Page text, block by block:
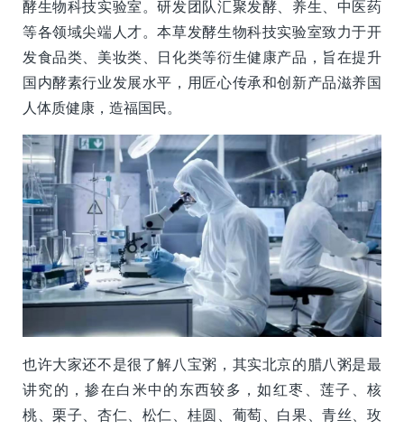
酵生物科技实验室。研发团队汇聚发酵、养生、中医药
等各领域尖端人才。本草发酵生物科技实验室致力于开
发食品类、美妆类、日化类等衍生健康产品，旨在提升
国内酵素行业发展水平，用匠心传承和创新产品滋养国
人体质健康，造福国民。
也许大家还不是很了解八宝粥，其实北京的腊八粥是最
讲究的，掺在白米中的东西较多，如红枣、莲子、核
桃、栗子、杏仁、松仁、桂圆、葡萄、白果、青丝、玫